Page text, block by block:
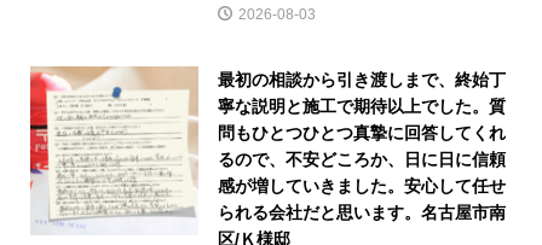
2026-08-03
最初の相談から引き渡しまで、終始丁
寧な説明と施工で期待以上でした。質
問もひとつひとつ真摯に回答してくれ
るので、不安どころか、日に日に信頼
感が増していきました。安心して任せ
られる会社だと思います。名古屋市南
区/Ｋ様邸